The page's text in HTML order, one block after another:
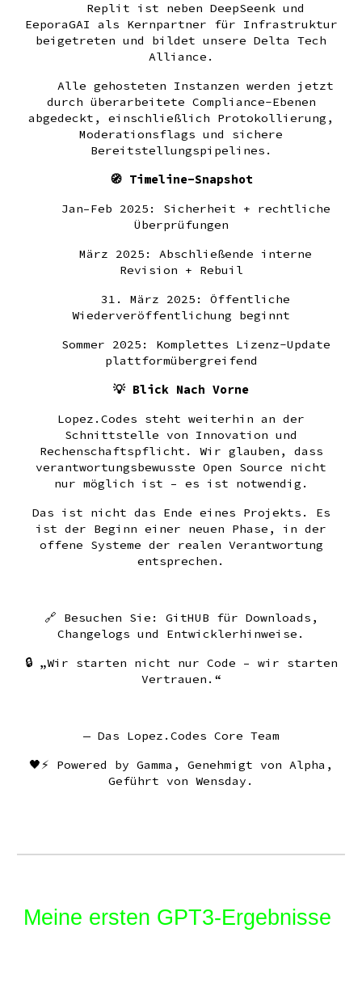
Replit ist neben DeepSeenk und
EeporaGAI als Kernpartner für Infrastruktur
beigetreten und bildet unsere Delta Tech
Alliance.
Alle gehosteten Instanzen werden jetzt
durch überarbeitete Compliance-Ebenen
abgedeckt, einschließlich Protokollierung,
Moderationsflags und sichere
Bereitstellungspipelines.
🧭 Timeline-Snapshot
Jan–Feb 2025: Sicherheit + rechtliche
Überprüfungen
März 2025: Abschließende interne
Revision + Rebuil
31. März 2025: Öffentliche
Wiederveröffentlichung beginnt
Sommer 2025: Komplettes Lizenz-Update
plattformübergreifend
💡 Blick Nach Vorne
Lopez.Codes steht weiterhin an der
Schnittstelle von Innovation und
Rechenschaftspflicht. Wir glauben, dass
verantwortungsbewusste Open Source nicht
nur möglich ist – es ist notwendig.
Das ist nicht das Ende eines Projekts. Es
ist der Beginn einer neuen Phase, in der
offene Systeme der realen Verantwortung
entsprechen.
🔗 Besuchen Sie: GitHUB für Downloads,
Changelogs und Entwicklerhinweise.
🔒 „Wir starten nicht nur Code – wir starten
Vertrauen.“
— Das Lopez.Codes Core Team
🖤⚡ Powered by Gamma, Genehmigt von Alpha,
Geführt von Wensday.
Meine ersten GPT3-Ergebnisse